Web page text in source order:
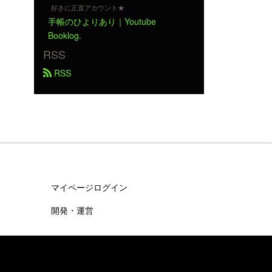
好きに正直アカウント★
手帳のひよりあり｜Youtube
Booklog.
RSS
RSS
マイページログイン
開発・運営